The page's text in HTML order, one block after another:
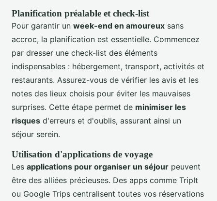
Planification préalable et check-list
Pour garantir un week-end en amoureux sans
accroc, la planification est essentielle. Commencez
par dresser une check-list des éléments
indispensables : hébergement, transport, activités et
restaurants. Assurez-vous de vérifier les avis et les
notes des lieux choisis pour éviter les mauvaises
surprises. Cette étape permet de minimiser les
risques d'erreurs et d'oublis, assurant ainsi un
séjour serein.
Utilisation d'applications de voyage
Les applications pour organiser un séjour peuvent
être des alliées précieuses. Des apps comme TripIt
ou Google Trips centralisent toutes vos réservations